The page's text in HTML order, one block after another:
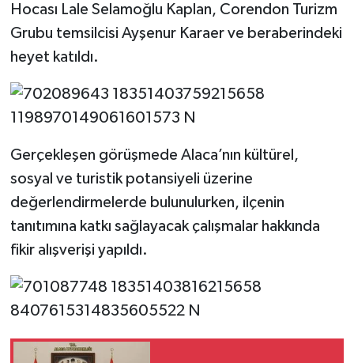
Hocası Lale Selamoğlu Kaplan, Corendon Turizm
Grubu temsilcisi Ayşenur Karaer ve beraberindeki
heyet katıldı.
Gerçekleşen görüşmede Alaca’nın kültürel,
sosyal ve turistik potansiyeli üzerine
değerlendirmelerde bulunulurken, ilçenin
tanıtımına katkı sağlayacak çalışmalar hakkında
fikir alışverişi yapıldı.